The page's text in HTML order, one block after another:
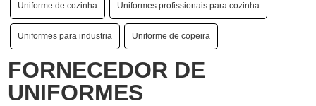
Uniforme de cozinha Uniformes profissionais para cozinha
Uniformes para industria Uniforme de copeira
FORNECEDOR DE
UNIFORMES